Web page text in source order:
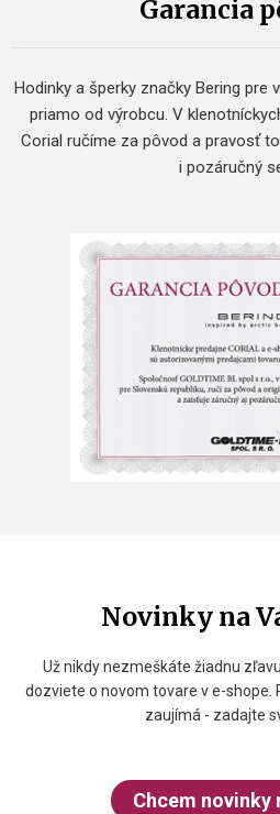
Garancia
Hodinky a šperky značky Bering pre
priamo od výrobcu. V
Corial ručíme za pôvod a pravosť
i pozáručný
Novinky na
Už nikdy nezmeškáte žiadnu
dozviete o novom tovare v e-shope.
zaujímá - zadajte
Chcem novinky